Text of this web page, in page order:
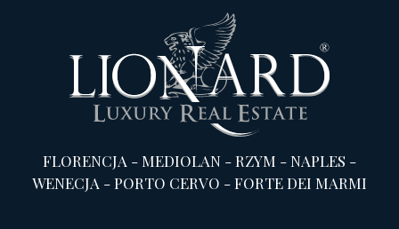
FLORENCJA -MEDIOLAN -RZYM -NAPLES -
WENECJA -PORTO CERVO -FORTE DEI MARMI